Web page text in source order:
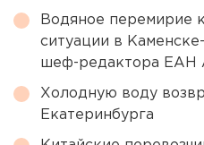
Водяное перемирие
ситуации в
шеф-редактора ЕАН
Холодную воду
Екатеринбурга